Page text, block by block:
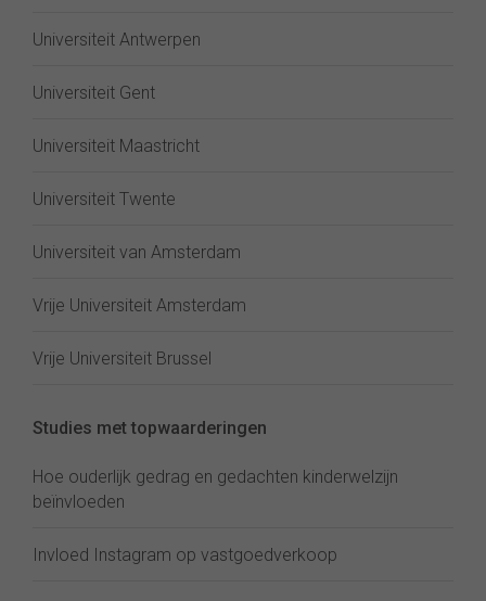
Universiteit Antwerpen
Universiteit Gent
Universiteit Maastricht
Universiteit Twente
Universiteit van Amsterdam
Vrije Universiteit Amsterdam
Vrije Universiteit Brussel
Studies met topwaarderingen
Hoe ouderlijk gedrag en gedachten kinderwelzijn
beïnvloeden
Invloed Instagram op vastgoedverkoop